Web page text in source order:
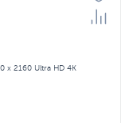
x 2160 Ultra HD 4K